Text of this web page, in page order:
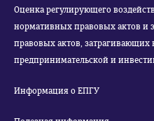
Оценка регулирующего
нормативных правовых актов и
правовых актов,
предпринимательской и
Информация о ЕПГУ